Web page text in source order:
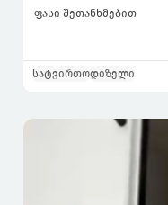
ფასი შეთანხმებით
სატვირთოდიზელი